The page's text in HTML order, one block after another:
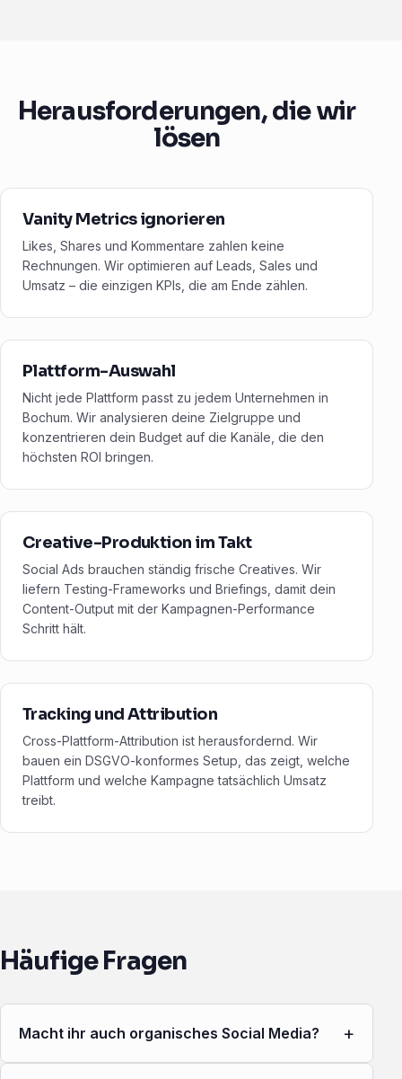
Herausforderungen, die wir
lösen
Vanity Metrics ignorieren
Likes, Shares und Kommentare zahlen keine
Rechnungen. Wir optimieren auf Leads, Sales und
Umsatz – die einzigen KPIs, die am Ende zählen.
Plattform-Auswahl
Nicht jede Plattform passt zu jedem Unternehmen in
Bochum. Wir analysieren deine Zielgruppe und
konzentrieren dein Budget auf die Kanäle, die den
höchsten ROI bringen.
Creative-Produktion im Takt
Social Ads brauchen ständig frische Creatives. Wir
liefern Testing-Frameworks und Briefings, damit dein
Content-Output mit der Kampagnen-Performance
Schritt hält.
Tracking und Attribution
Cross-Plattform-Attribution ist herausfordernd. Wir
bauen ein DSGVO-konformes Setup, das zeigt, welche
Plattform und welche Kampagne tatsächlich Umsatz
treibt.
Häufige Fragen
Macht ihr auch organisches Social Media? +